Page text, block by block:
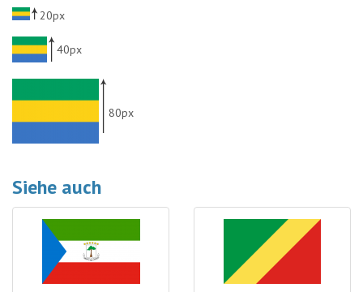
20px
40px
80px
Siehe auch